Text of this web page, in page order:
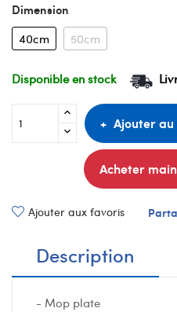
Dimension
40cm 50cm
Disponible en stock
Ajouter
Acheter
Ajouter aux favoris
Description
- Mop plate